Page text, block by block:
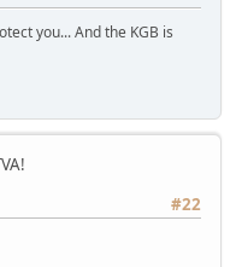
you... And the KGB is
#22